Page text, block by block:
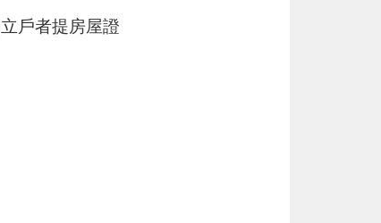
戶者提房屋證